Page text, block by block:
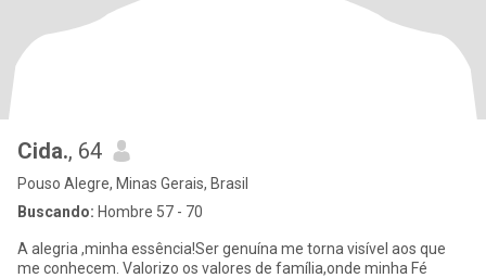
Cida., 64
Pouso Alegre, Minas Gerais, Brasil
Buscando: Hombre 57 - 70
A alegria ,minha essência!Ser genuína me torna visível aos que
me conhecem. Valorizo os valores de família,onde minha Fé